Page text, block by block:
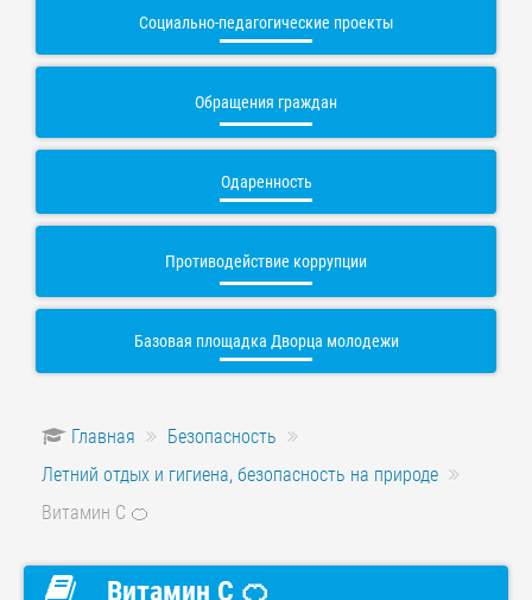
Социально-педагогические проекты
Обращения граждан
Одаренность
Противодействие коррупции
Базовая площадка Дворца молодежи
Главная
Безопасность
Летний отдых и гигиена, безопасность на природе
Витамин C 🍊
Витамин C 🍊